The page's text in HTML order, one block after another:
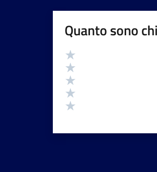
Quanto sono
Valutazione